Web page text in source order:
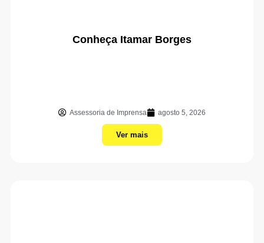
Conheça Itamar Borges
Assessoria de Imprensa agosto 5, 2026
Ver mais